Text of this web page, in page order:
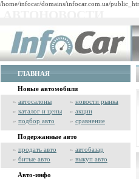
/home/infocar/domains/infocar.com.ua/
ГЛАВНАЯ
Новые автомобили
» автосалоны » новости рынка
» каталог и цены » акции
» подбор авто » сравнение
Подержанные авто
» продать авто » автобазар
» битые авто » выкуп авто
Авто-инфо